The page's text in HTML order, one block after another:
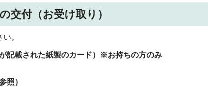
交付（お受け取り）
。
記載された紙製のカード）※お持ちの方のみ
照）